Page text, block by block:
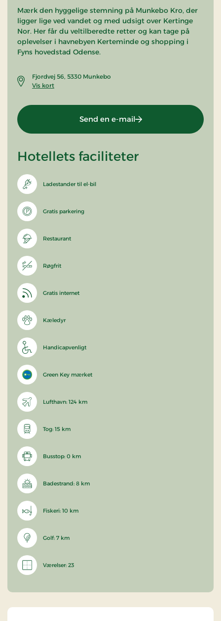
Mærk den hyggelige stemning på Munkebo Kro, der
ligger lige ved vandet og med udsigt over Kertinge
Nor. Her får du veltilberedte retter og kan tage på
oplevelser i havnebyen Kerteminde og shopping i
Fyns hovedstad Odense.
Fjordvej 56, 5330 Munkebo
Vis kort
Send en e-mail
Hotellets faciliteter
Ladestander til el-bil
Gratis parkering
Restaurant
Røgfrit
Gratis internet
Kæledyr
Handicapvenligt
Green Key mærket
Lufthavn: 124 km
Tog: 15 km
Busstop: 0 km
Badestrand: 8 km
Fiskeri: 10 km
Golf: 7 km
Værelser: 23